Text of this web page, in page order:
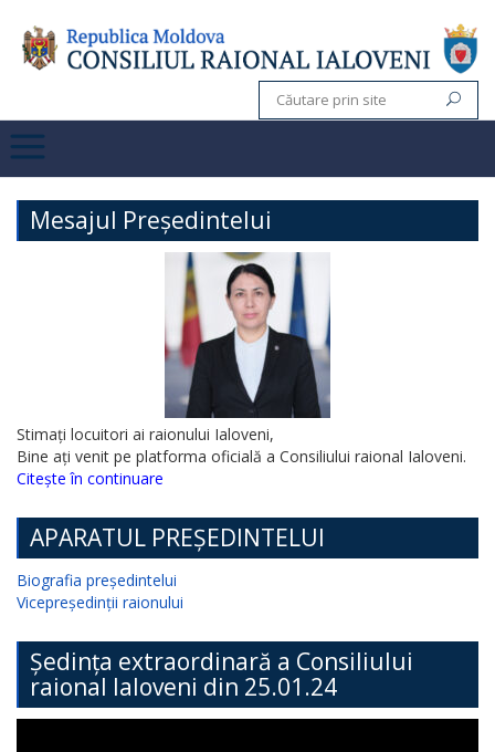
Mesajul Președintelui
Stimați locuitori ai raionului Ialoveni,
Bine ați venit pe platforma oficială a Consiliului raional Ialoveni.
Citește în continuare
APARATUL PREȘEDINTELUI
Biografia președintelui
Vicepreședinții raionului
Ședința extraordinară a Consiliului
raional Ialoveni din 25.01.24